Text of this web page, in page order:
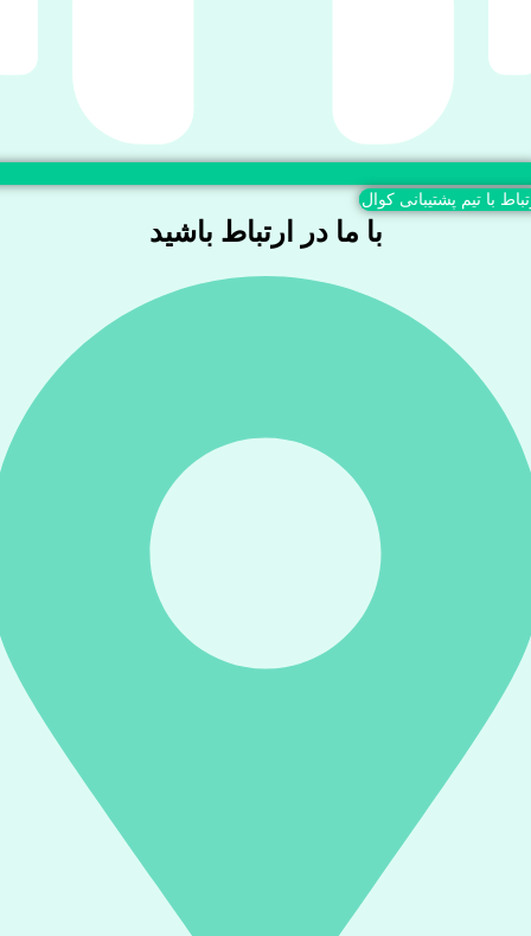
با تیم پشتیبانی کوال
با ما در ارتباط باشید